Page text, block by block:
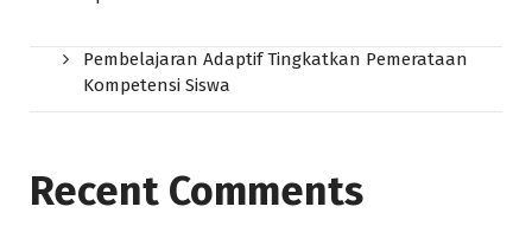
Pembelajaran Adaptif Tingkatkan Pemerataan
Kompetensi Siswa
Recent Comments